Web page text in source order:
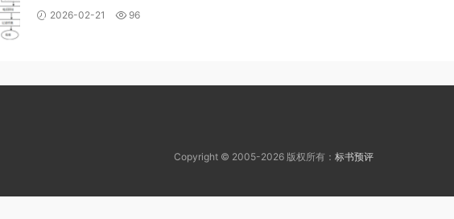
作内容包括大项：设备设施运行维保、会议服务、餐饮服务、内部消防安防秩序维护
2026-02-21 96
Copyright © 2005-2026 版权所有： 标书预评